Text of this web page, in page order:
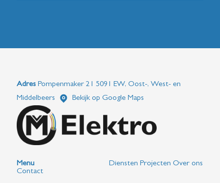
AdresPompenmaker 21 5091 EW, Oost-, West- en
Middelbeers
Bekijk op Google Maps
Menu Diensten Projecten Over ons
Contact